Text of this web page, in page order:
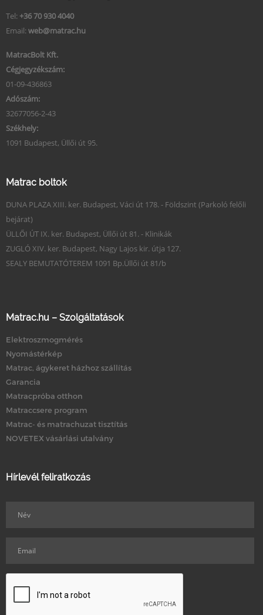
Tel: +36 70 930 4040
Email: web@matrac.hu
MatracBolt Kft.
Cégjegyzékszám:
01-09-436863
Adószám:
32677056-2-43
Székhely:
1091 Budapest, Üllői út 95.
Matrac boltok
DUNA PLAZA XIII. ker. Budapest, Váci út 178. - Földszint (Parkoló felőli
bejárat)
ÜLLŐI ÚT IX. ker. Budapest, Üllői út 81. - Klinikák
ZUGLÓ XIV. ker. Budapest, Nagy Lajos kir. útja 127.
SEALY BEMUTATÓTEREM 1091 Bp.Üllői út 81/b
Matrac.hu – Szolgáltatások
Elektroszmogmérés
Nyomástérkép
Matrac, ágykeret házhoz szállítás
Garancia
Matracpróba otthon
Matraccsere program
Matrac- és matrachuzat tisztítás
NOVETEX vásárlási utalvány
Hírlevél feliratkozás